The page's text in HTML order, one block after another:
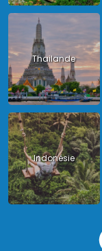
Thailande
Indonésie